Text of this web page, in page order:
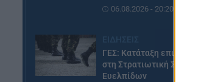
06.08.2026 - 20:20
ΓΕΣ: Κατάταξη επιτυχόντων
στη Στρατιωτική Σχολή
Ευελπίδων